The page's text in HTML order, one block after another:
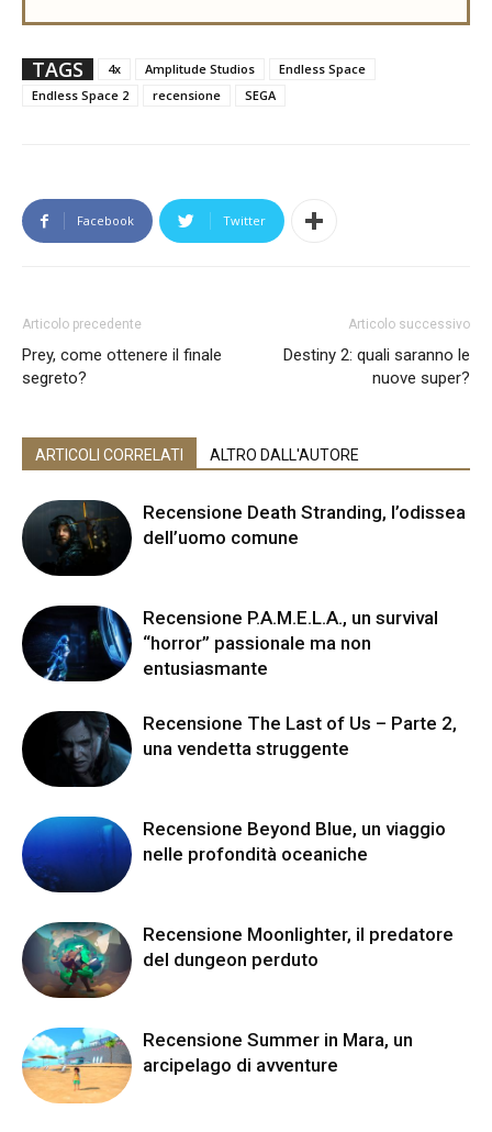
TAGS 4x Amplitude Studios
Endless Space
Endless Space 2
recensione SEGA
Facebook Twitter
Articolo precedente
Prey, come ottenere il finale
segreto?
Articolo successivo
Destiny 2: quali saranno le
nuove super?
ARTICOLI CORRELATI ALTRO DALL'AUTORE
Recensione Death Stranding, l’odissea
dell’uomo comune
Recensione P.A.M.E.L.A., un survival
“horror” passionale ma non
entusiasmante
Recensione The Last of Us – Parte 2,
una vendetta struggente
Recensione Beyond Blue, un viaggio
nelle profondità oceaniche
Recensione Moonlighter, il predatore
del dungeon perduto
Recensione Summer in Mara, un
arcipelago di avventure